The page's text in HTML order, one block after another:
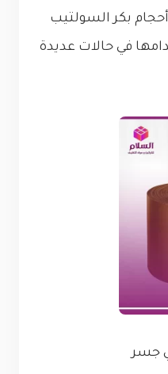
بكر السولتيب
في حالات عديدة
جسر